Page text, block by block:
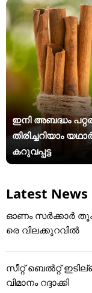
ഇനി അബദ്ധം
തിരിച്ചറിയാം
കറുവപ്പട്ട
Latest News
ഓണം സര്‍ക്കാര്‍
രെ വിലക്കുറവില്‍
സീറ്റ് ബെൽറ്റ്
വിമാനം റദ്ദാക്കി